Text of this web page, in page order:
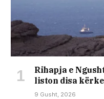
Rihapja e
liston disa
9 Gusht, 2026